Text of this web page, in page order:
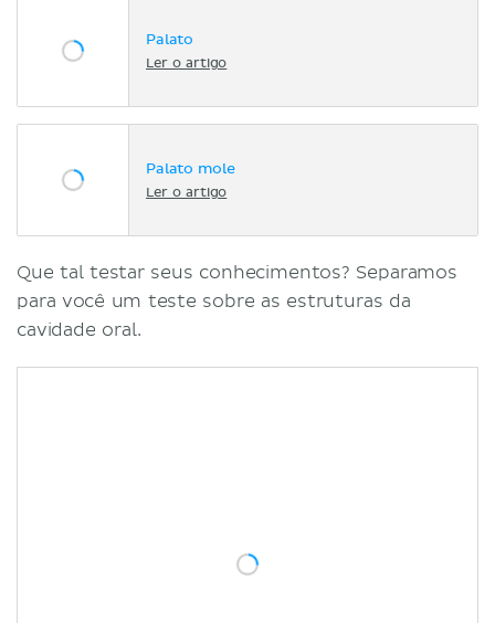
Palato
Ler o artigo
Palato mole
Ler o artigo
Que tal testar seus conhecimentos? Separamos
para você um teste sobre as estruturas da
cavidade oral.